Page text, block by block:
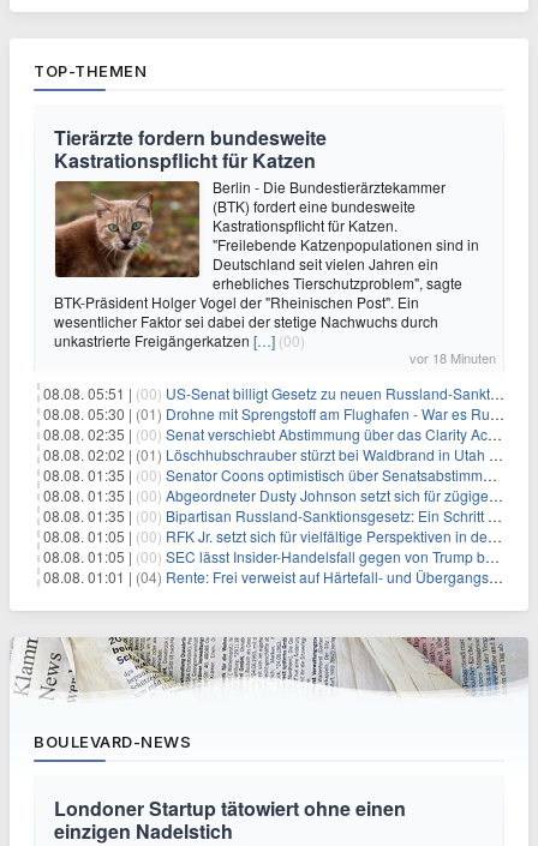
TOP-THEMEN
Tierärzte fordern bundesweite
Kastrationspflicht für Katzen
Berlin - Die Bundestierärztekammer
(BTK) fordert eine bundesweite
Kastrationspflicht für Katzen.
"Freilebende Katzenpopulationen sind in
Deutschland seit vielen Jahren ein
erhebliches Tierschutzproblem", sagte
BTK-Präsident Holger Vogel der "Rheinischen Post". Ein
wesentlicher Faktor sei dabei der stetige Nachwuchs durch
unkastrierte Freigängerkatzen […] (00)
vor 18 Minuten
08.08. 05:51 | (00) US-Senat billigt Gesetz zu neuen Russland-Sanktionen
08.08. 05:30 | (01) Drohne mit Sprengstoff am Flughafen - War es Russland?
08.08. 02:35 | (00) Senat verschiebt Abstimmung über das Clarity Act: Auswirkungen auf Unternehmen und das Vertrauen der Investoren
08.08. 02:02 | (01) Löschhubschrauber stürzt bei Waldbrand in Utah ab
08.08. 01:35 | (00) Senator Coons optimistisch über Senatsabstimmungen angesichts von Finanzierungsbedenken
08.08. 01:35 | (00) Abgeordneter Dusty Johnson setzt sich für zügige Regierungsfinanzierung angesichts von Shutdown-Risiken ein
08.08. 01:35 | (00) Bipartisan Russland-Sanktionsgesetz: Ein Schritt in Richtung Energieunabhängigkeit
08.08. 01:05 | (00) RFK Jr. setzt sich für vielfältige Perspektiven in der Gesundheitspolitik beim CDC-Gedenkakt ein
08.08. 01:05 | (00) SEC lässt Insider-Handelsfall gegen von Trump begnadigten Manager fallen
08.08. 01:01 | (04) Rente: Frei verweist auf Härtefall- und Übergangsregelungen
BOULEVARD-NEWS
Londoner Startup tätowiert ohne einen
einzigen Nadelstich